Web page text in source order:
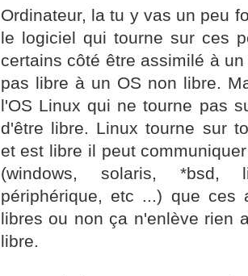
Ordinateur, la tu y vas un peu
le logiciel qui tourne sur ces
certains côté être assimilé à
pas libre à un OS non libre.
l'OS Linux qui ne tourne pas
d'être libre. Linux tourne sur
et est libre il peut
(windows, solaris, *bsd,
périphérique, etc ...) que ces
libres ou non ça n'enlève rien
libre.